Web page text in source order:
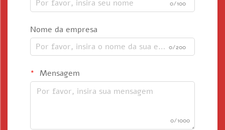
0/100
Nome da empresa
0/200
Mensagem
0/1000